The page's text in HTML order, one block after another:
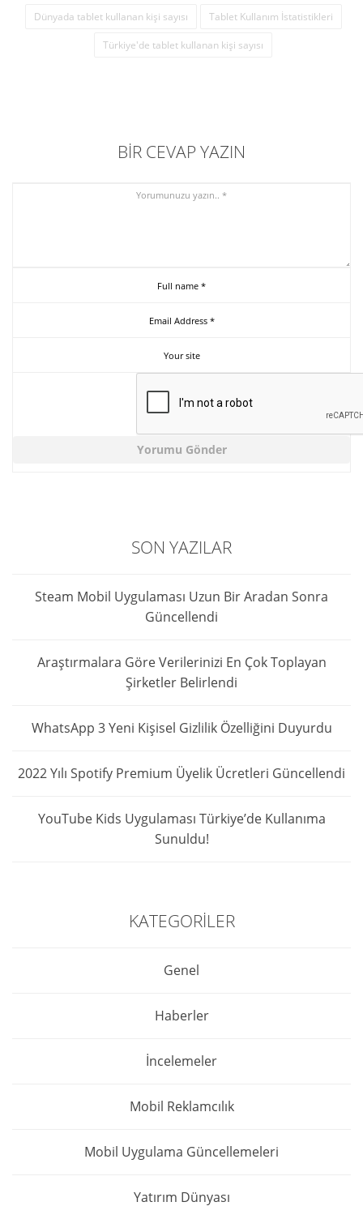
Dünyada tablet kullanan kişi sayısı Tablet Kullanım İstatistikleri
Türkiye'de tablet kullanan kişi sayısı
BIR CEVAP YAZIN
SON YAZILAR
Steam Mobil Uygulaması Uzun Bir Aradan Sonra
Güncellendi
Araştırmalara Göre Verilerinizi En Çok Toplayan
Şirketler Belirlendi
WhatsApp 3 Yeni Kişisel Gizlilik Özelliğini Duyurdu
2022 Yılı Spotify Premium Üyelik Ücretleri Güncellendi
YouTube Kids Uygulaması Türkiye’de Kullanıma
Sunuldu!
KATEGORILER
Genel
Haberler
İncelemeler
Mobil Reklamcılık
Mobil Uygulama Güncellemeleri
Yatırım Dünyası